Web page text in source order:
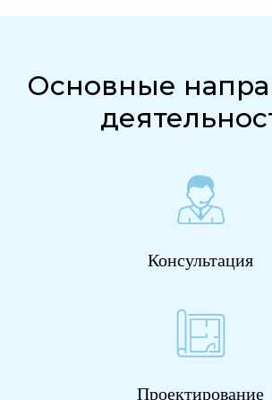
Основные
Консультация
Проектирование